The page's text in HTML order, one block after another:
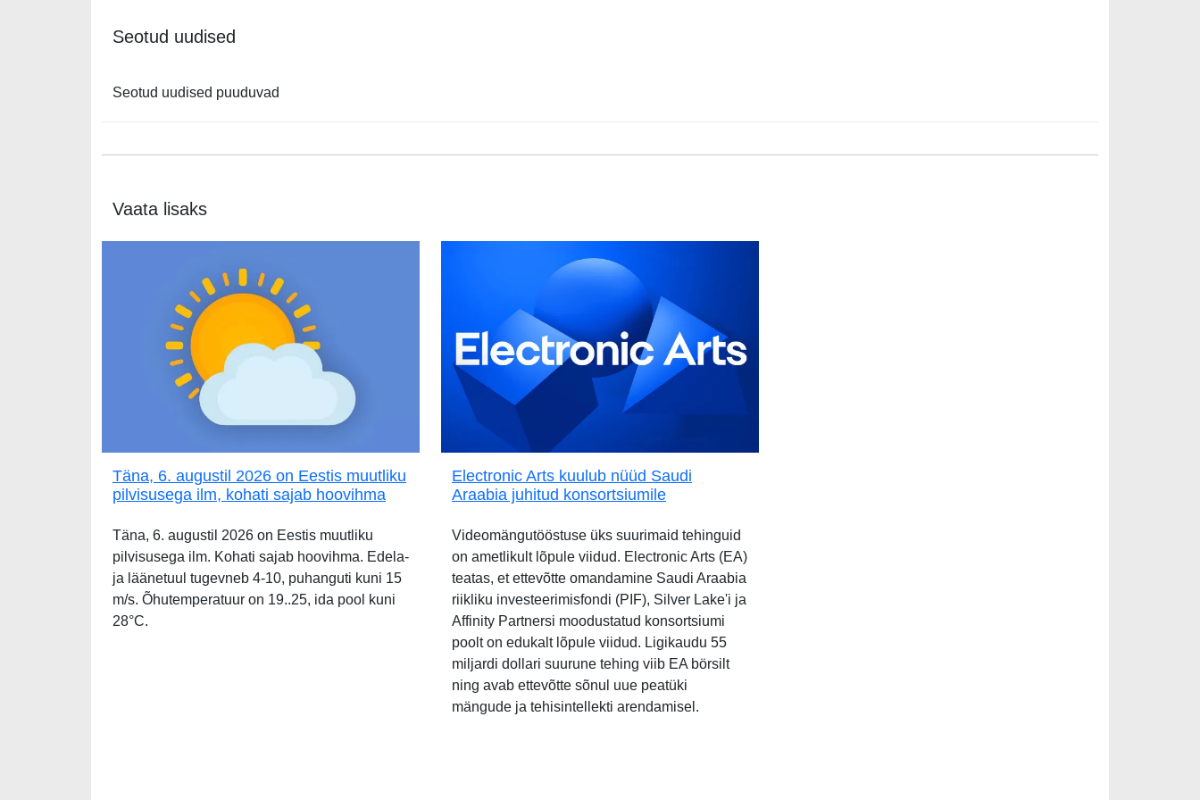
Seotud uudised
Seotud uudised puuduvad
Vaata lisaks
Täna, 6. augustil 2026 on Eestis muutliku
pilvisusega ilm, kohati sajab hoovihma
Täna, 6. augustil 2026 on Eestis muutliku
pilvisusega ilm. Kohati sajab hoovihma. Edela-
ja läänetuul tugevneb 4-10, puhanguti kuni 15
m/s. Õhutemperatuur on 19..25, ida pool kuni
28°C.
Electronic Arts kuulub nüüd Saudi
Araabia juhitud konsortsiumile
Videomängutööstuse üks suurimaid tehinguid
on ametlikult lõpule viidud. Electronic Arts (EA)
teatas, et ettevõtte omandamine Saudi Araabia
riikliku investeerimisfondi (PIF), Silver Lake'i ja
Affinity Partnersi moodustatud konsortsiumi
poolt on edukalt lõpule viidud. Ligikaudu 55
miljardi dollari suurune tehing viib EA börsilt
ning avab ettevõtte sõnul uue peatüki
mängude ja tehisintellekti arendamisel.